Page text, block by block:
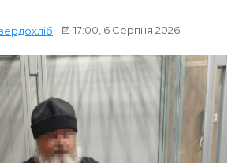
17:00, 6 Серпня 2026